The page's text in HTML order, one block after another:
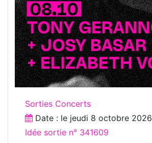
Sorties Concerts
Date : le jeudi 8 octobre 2026
Idée sortie n° 341609